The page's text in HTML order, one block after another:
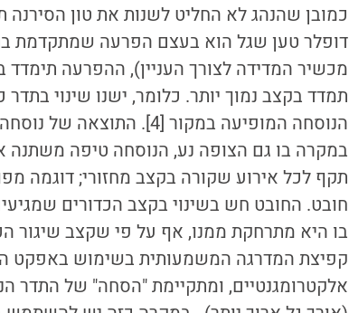
כמובן שהנהג לא החליט לשנות את טון
דופלר טען שגל הוא בעצם הפרעה שמתקדמת
מכשיר המדידה לצורך העניין), ההפרעה
תמדד בקצב נמוך יותר. כלומר, ישנו שינוי
הנוסחה המופיעה במקור
במקרה בו גם הצופה נע, הנוסחה טיפה
תקף לכל אירוע שקורה בקצב מחזורי; דוגמה
חובט. החובט חש בשינוי בקצב הכדורים
בו היא מתרחקת ממנו, אף על פי שקצב שיגור
קפיצת המדרגה המשמעותית בשימוש באפקט
אלקטרומגנטיים, ומתקיימת "הסחה" של התדר